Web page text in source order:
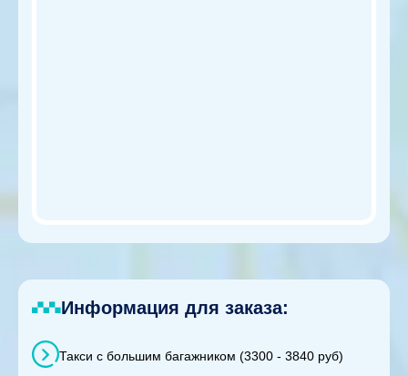
Информация для заказа:
Такси с большим багажником (3300 - 3840 руб)